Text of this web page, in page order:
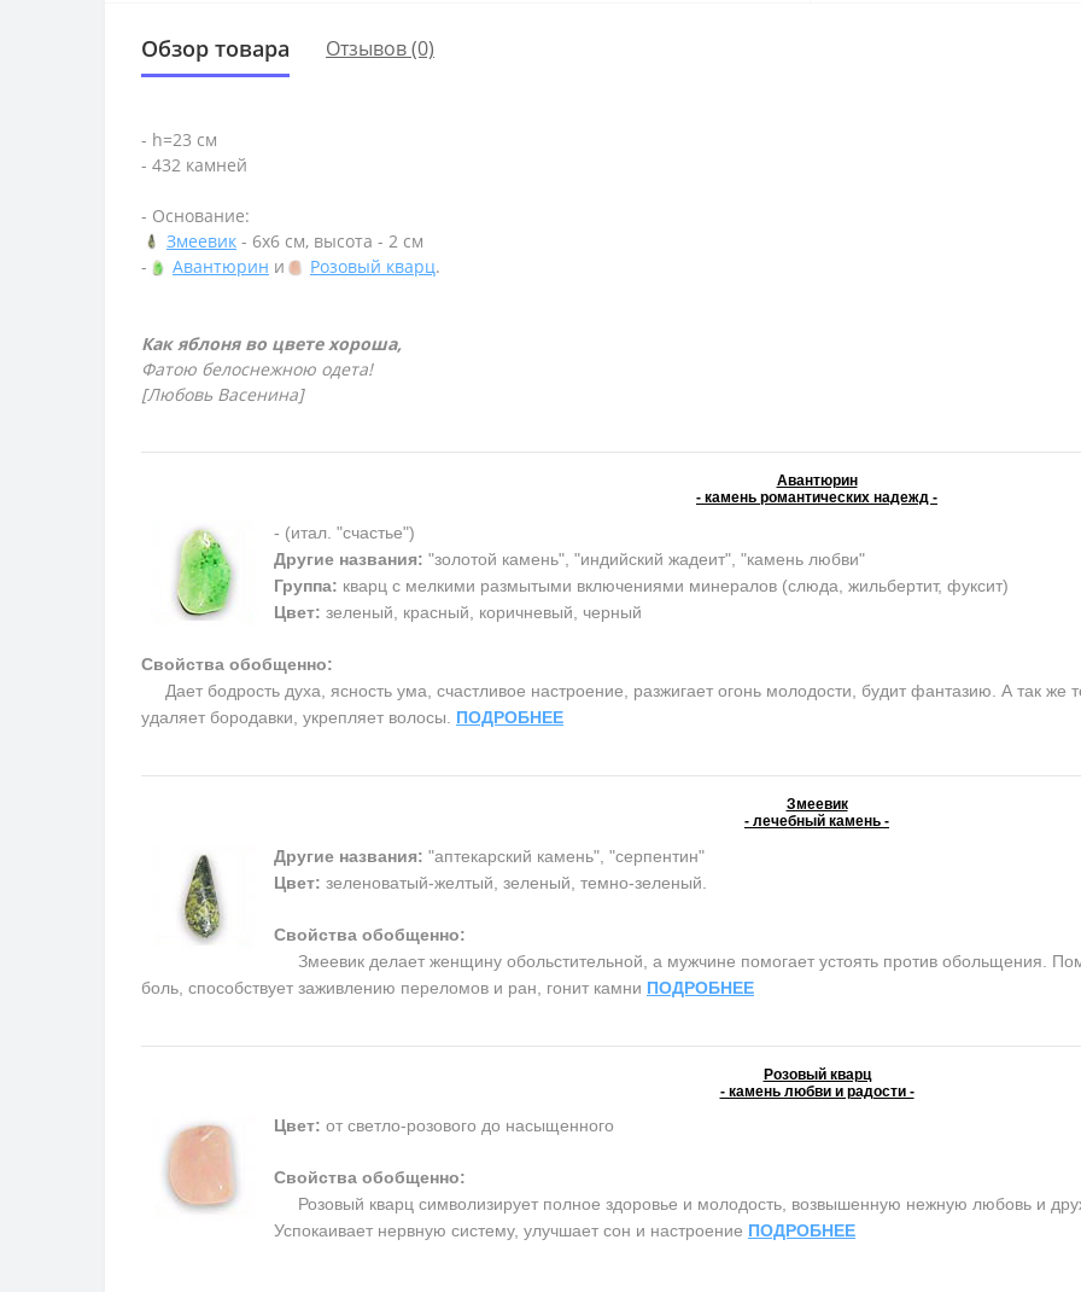
Обзор товара Отзывов (0)
- h=23 см
- 432 камней
- Основание:
Змеевик - 6х6 см, высота - 2 см
-
Авантюрин и Розовый кварц.
Как яблоня во цвете хороша,
Фатою белоснежною одета!
[Любовь Васенина]
Авантюрин
- камень романтических надежд -
- (итал. "счастье")
Другие названия: "золотой камень", "индийский жадеит", "камень любви"
Группа: кварц с мелкими размытыми включениями минералов (слюда, жильбертит, фуксит)
Цвет: зеленый, красный, коричневый, черный
Свойства обобщенно:
Дает бодрость духа, ясность ума, счастливое настроение, разжигает огонь молодости, будит фантазию. А так же
удаляет бородавки, укрепляет волосы. ПОДРОБНЕЕ
Змеевик
- лечебный камень -
Другие названия: "аптекарский камень", "серпентин"
Цвет: зеленоватый-желтый, зеленый, темно-зеленый.
Свойства обобщенно:
Змеевик делает женщину обольстительной, а мужчине помогает устоять против обольщения.
боль, способствует заживлению переломов и ран, гонит камни ПОДРОБНЕЕ
Розовый кварц
- камень любви и радости -
Цвет: от светло-розового до насыщенного
Свойства обобщенно:
Розовый кварц символизирует полное здоровье и молодость, возвышенную нежную любовь и
Успокаивает нервную систему, улучшает сон и настроение ПОДРОБНЕЕ